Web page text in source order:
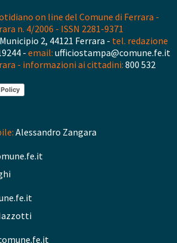
on line del Comune di Ferrara -
n. 4/2006 - ISSN 2281-9371
2, 44121 Ferrara - tel. redazione
- email: ufficiostampa@comune.fe.it
- informazioni ai cittadini: 800 532
Alessandro Zangara